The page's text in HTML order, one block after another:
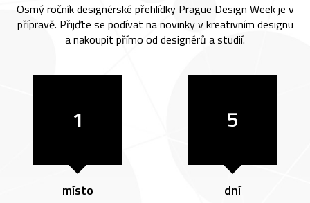
Osmý ročník designérské přehlídky Prague Design Week je v
přípravě. Přijďte se podívat na novinky v kreativním designu
a nakoupit přímo od designérů a studií.
1
místo
5
dní